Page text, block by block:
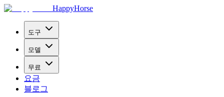
HappyHorse
도구
모델
무료
요금
블로그